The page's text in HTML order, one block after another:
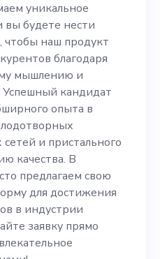
за то,
от
опыта в
уникальное
будете нести
чтобы наш продукт
благодаря
мышлению и
кандидат
опыта в
и пристального
качества. В
предлагаем свою
для достижения
в индустрии
заявку прямо